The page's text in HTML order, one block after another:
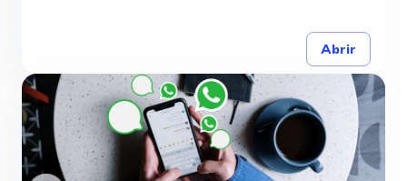
Abrir